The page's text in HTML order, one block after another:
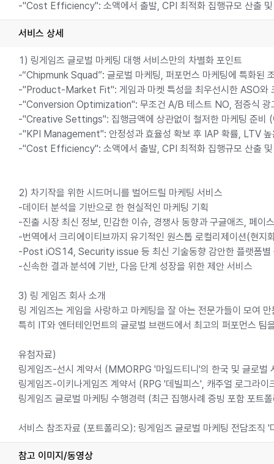
-"Cost Efficiency": 소액에서 출발, CPI 최적화 집행규모 산출 및
서비스 상세
1) 링게임즈 글로벌 마케팅 대행 서비스만의 차별화 포인트
-“Chipmunk Squad”: 글로벌 마케팅, 퍼포먼스 마케팅에 특화된
-"Product-Market Fit": 게임과 마켓 특성을 최우선시한 ASO와
-"Conversion Optimization": 무조건 A/B 테스트 NO, 점증식 광
-"Creative Settings": 집행금액에 상관없이 철저한 마케팅 준비
-"KPI Management": 안정성과 효율성 확보 후 IAP 확률, LTV 높
-"Cost Efficiency": 소액에서 출발, CPI 최적화 집행규모 산출 및
2) 차기작을 위한 시드머니를 벌어드릴 마케팅 서비스
-데이터 분석을 기반으로 한 현실적인 마케팅 기획
-진출 시장 최신 정보, 민감한 이슈, 경쟁사 동향과 구글애즈, 페이
-번역에서 크리에이티브까지 유기적인 원스톱 로컬리제이션(현지
-Post iOS14, Security issue 등 최신 기술동향 감안한 플랫폼별
-신속한 결과 분석에 기반, 다음 단계 성장을 위한 제안 서비스
3) 링 게임즈 회사 소개
링 게임즈는 게임을 사랑하고 마케팅을 잘 아는 전문가들이 모여
특히 IT와 엔터테인먼트의 글로벌 브랜드에서 최고의 퍼포먼스 팀
유첨자료)
링게임즈-선시 계약서 (MMORPG '마일드티니'의 한국 및 글로벌
링게임즈-이키나게임즈 계약서 (RPG '데빌피스', 캐주얼 로그라
링게임즈 글로벌 마케팅 수행경력 (최근 집행사례 증빙 포함 포트
서비스 참조자료 (포트폴리오): 링게임즈 글로벌 마케팅 전담조직
참고 이미지/동영상